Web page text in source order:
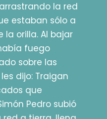
la red
estaban sólo a
la orilla. Al bajar
fuego
sobre las
dijo: Traigan
que
Pedro subió